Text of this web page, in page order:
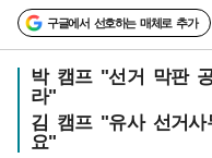
구글에서 선호하는 매체로 추가
박 캠프 "선거 막판
라"
김 캠프 "유사 선거
요"